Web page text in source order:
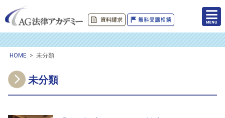
HOME > 未分類
未分類